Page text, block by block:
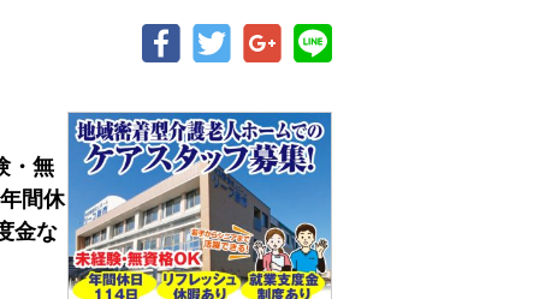
・無
間休
金な